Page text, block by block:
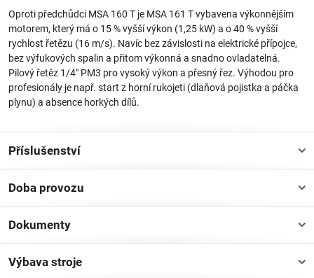
Oproti předchůdci MSA 160 T je MSA 161 T vybavena výkonnějším
motorem, který má o 15 % vyšší výkon (1,25 kW) a o 40 % vyšší
rychlost řetězu (16 m/s). Navíc bez závislosti na elektrické přípojce,
bez výfukových spalin a přitom výkonná a snadno ovladatelná.
Pilový řetěz 1/4" PM3 pro vysoký výkon a přesný řez. Výhodou pro
profesionály je např. start z horní rukojeti (dlaňová pojistka a páčka
plynu) a absence horkých dílů.
Příslušenství
Doba provozu
Dokumenty
Výbava stroje